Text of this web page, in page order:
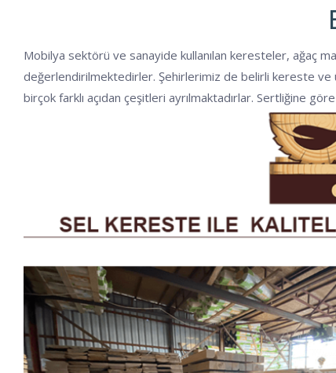
Mobilya sektörü ve sanayide kullanılan keresteler, ağaç
değerlendirilmektedirler. Şehirlerimiz de belirli kereste ve
birçok farklı açıdan çeşitleri ayrılmaktadırlar. Sertliğine